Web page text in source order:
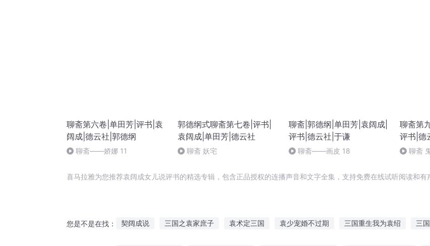
聊斋第六卷|单田芳|评书|袁
阔成|德云社|郭德纲
聊斋——娇娜 11
郭德纲式聊斋第七卷|评书|
袁阔成|单田芳|德云社
聊斋 妖宅
聊斋|郭德纲|单田芳|袁阔成|
评书|德云社|于谦
聊斋——画皮 18
聊斋第
评书|德
聊斋
喜马拉雅为您推荐袁阔成女儿说评书的精选专辑，包含正品授权的连播声音和文字全集，支持免费在线试听阅读和有
您是不是在找： 契阔成说 三国之袁家庶子 袁术定三国 袁少宠婚不过期 三国重生我为袁绍 三